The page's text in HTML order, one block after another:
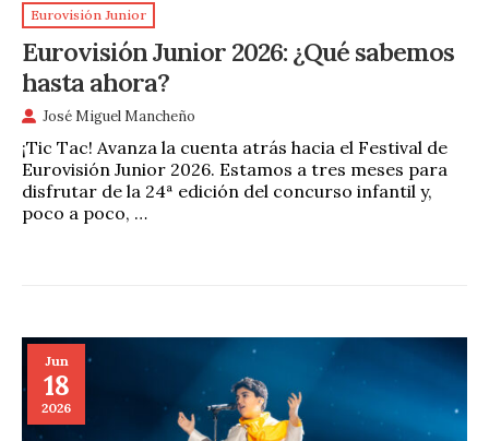
Eurovisión Junior
Eurovisión Junior 2026: ¿Qué sabemos
hasta ahora?
José Miguel Mancheño
¡Tic Tac! Avanza la cuenta atrás hacia el Festival de
Eurovisión Junior 2026. Estamos a tres meses para
disfrutar de la 24ª edición del concurso infantil y,
poco a poco, …
Jun
18
2026